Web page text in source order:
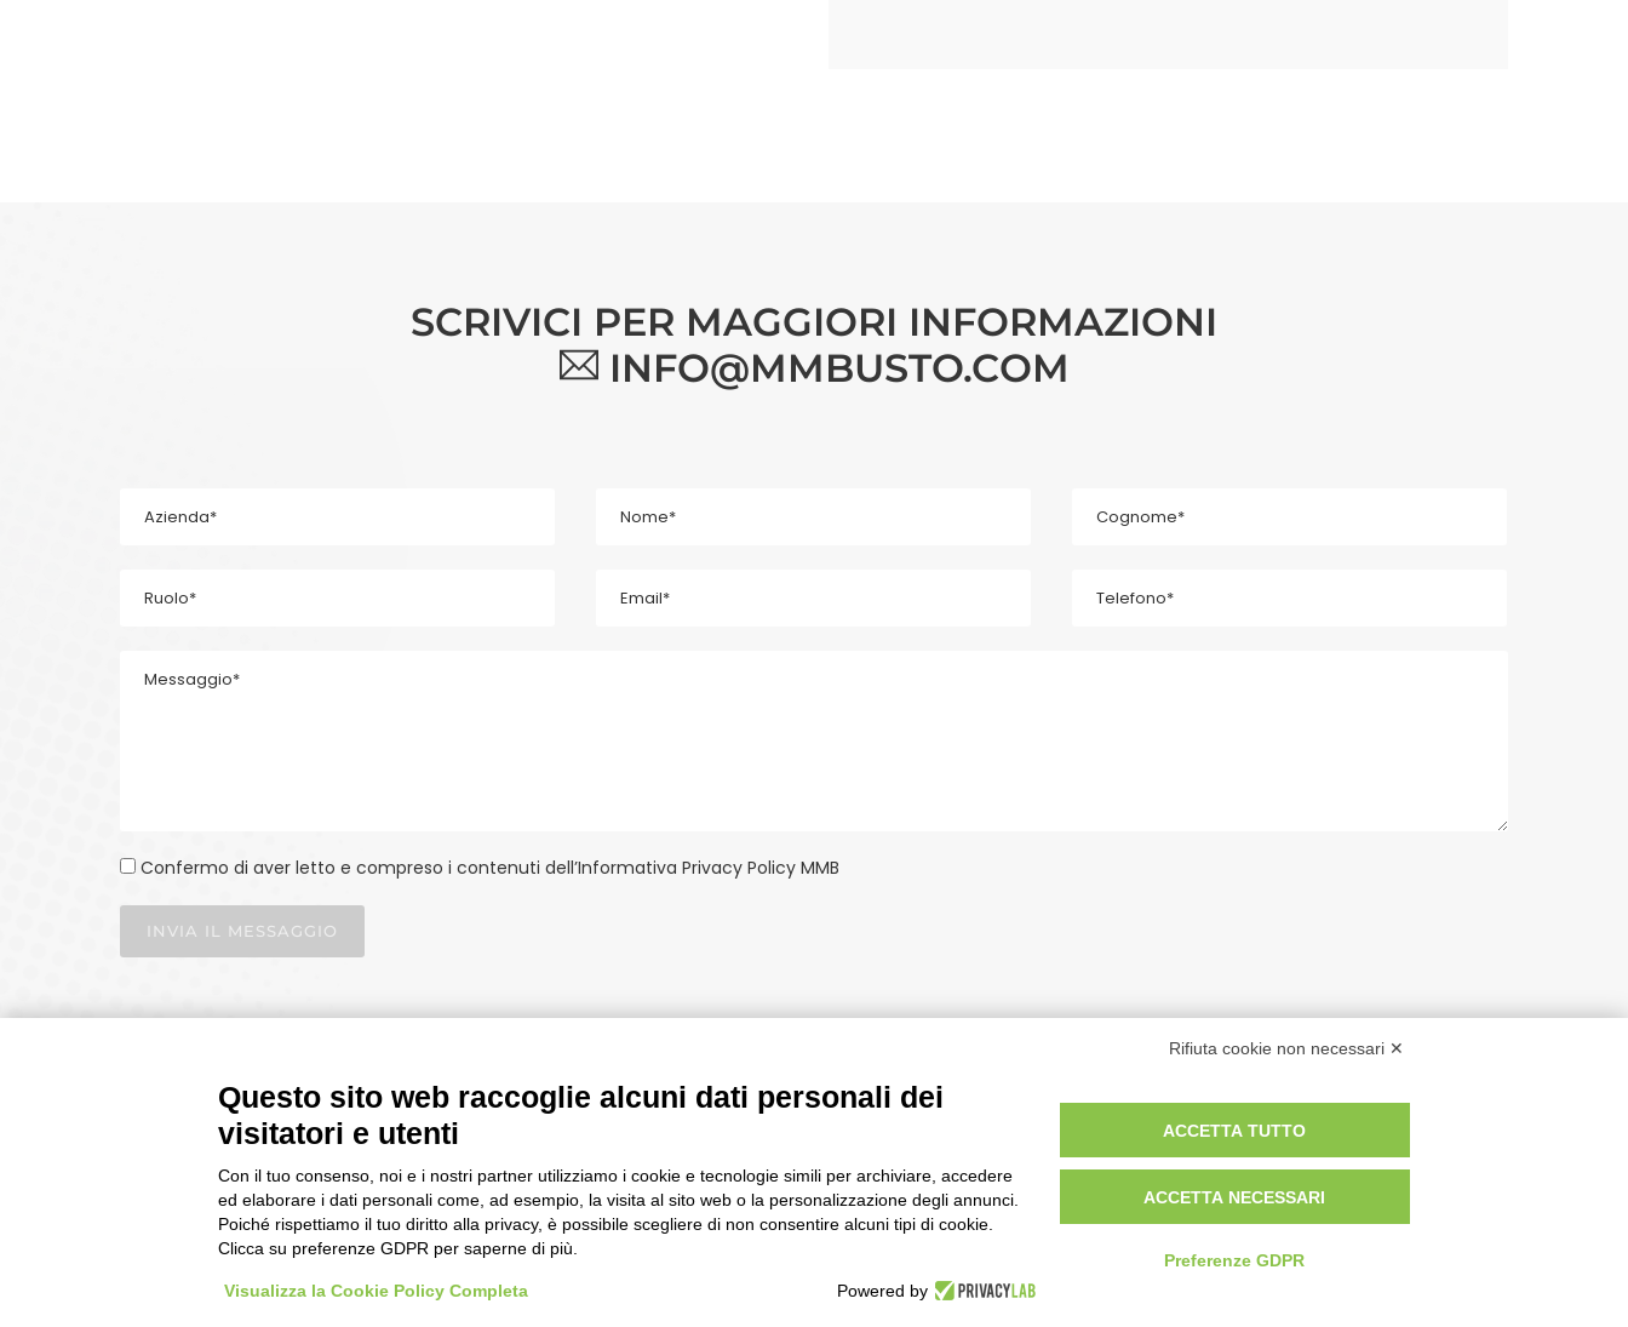
SCRIVICI PER MAGGIORI INFORMAZIONI
INFO@MMBUSTO.COM
Confermo di aver letto e compreso i contenuti dell’Informativa Privacy Policy MMB
INVIA IL MESSAGGIO
P.IVA 02330030129 | CAPITALE I.V. €100.000
Copyright © 2025 | Magnetic Media Busto Arsizio srl - 21052 Busto Arsizio (VA) via Torino, 15 |
Tutti i diritti riservati -Credits
Se vuoi rimanere sempre aggiornato sulle
nostre comunicazioni iscriviti alla
newsletter!
Rifiuta cookie non necessari ✕
Questo sito web raccoglie alcuni dati personali dei
visitatori e utenti
Con il tuo consenso, noi e i nostri partner utilizziamo i cookie e tecnologie simili per archiviare, accedere
ed elaborare i dati personali come, ad esempio, la visita al sito web o la personalizzazione degli annunci.
Poiché rispettiamo il tuo diritto alla privacy, è possibile scegliere di non consentire alcuni tipi di cookie.
Clicca su preferenze GDPR per saperne di più.
Visualizza la Cookie Policy Completa Powered by
ACCETTA TUTTO
ACCETTA NECESSARI
Preferenze GDPR